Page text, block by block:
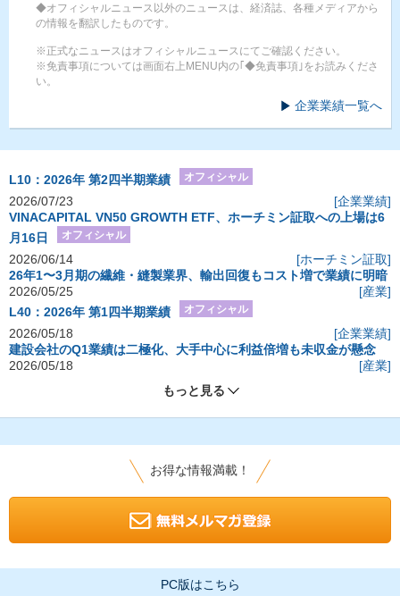
◆オフィシャルニュース以外のニュースは、経済誌、各種メディアから
の情報を翻訳したものです。
※正式なニュースはオフィシャルニュースにてご確認ください。
※免責事項については画面右上MENU内の｢◆免責事項｣をお読みくださ
い。
企業業績一覧へ
L10：2026年 第2四半期業績 オフィシャル
2026/07/23
[企業業績]
VINACAPITAL VN50 GROWTH ETF、ホーチミン証取への上場は6
月16日
オフィシャル
2026/06/14
[ホーチミン証取]
26年1〜3月期の繊維・縫製業界、輸出回復もコスト増で業績に明暗
2026/05/25
[産業]
L40：2026年 第1四半期業績
オフィシャル
2026/05/18
[企業業績]
建設会社のQ1業績は二極化、大手中心に利益倍増も未収金が懸念
2026/05/18
[産業]
もっと見る
お得な情報満載！
PC版はこちら